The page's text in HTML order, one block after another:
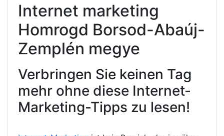
Internet marketing
Homrogd Borsod-Abaúj-
Zemplén megye
Verbringen Sie keinen Tag
mehr ohne diese Internet-
Marketing-Tipps zu lesen!